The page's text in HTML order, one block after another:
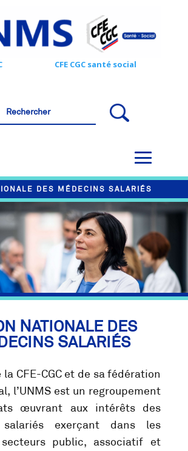
CFE CGC santé social
DES MÉDECINS SALARIÉS
NATIONALE DES
SALARIÉS
CFE-CGC et de sa fédération
l’UNMS est un regroupement
œuvrant aux intérêts des
salariés exerçant dans les
public, associatif et